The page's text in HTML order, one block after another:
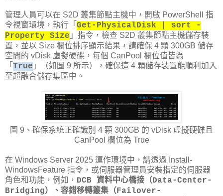
管理人員可以在 S2D 叢集節點主機中，開啟 PowerShell 指
令視窗環境，執行「 Get-PhysicalDisk | sort -
Property Size 」指令，檢查 S2D 叢集節點主機儲存裝
置，並以 Size 欄位排序顯示結果，請確保 4 顆 300GB 儲存
空間的 vDisk 虛擬硬碟，每個 CanPool 欄位值皆為
「 True 」（如圖 9 所示），確保這 4 顆儲存裝置能順利加入
至超融合儲存集區中。
圖 9、確保系統正確識別 4 顆 300GB 的 vDisk 虛擬硬碟且
CanPool 欄位為 True
在 Windows Server 2025 運作環境中，請透過 Install-
WindowsFeature 指令，或伺服器管理員安裝指定的伺服器
角色和功能，例如， DCB 資料中心橋接（Data-Center-
Bridging）、容錯移轉叢集（Failover-